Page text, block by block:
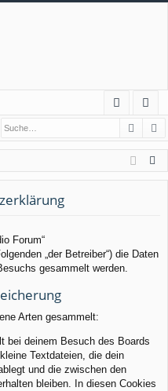
m
el
ist
rie
Forum“
„der Betreiber“) die Daten
gesammelt werden.
Arten gesammelt:
bei deinem Besuch des Boards
Textdateien, die dein
und die zwischen den
bleiben. In diesen Cookies